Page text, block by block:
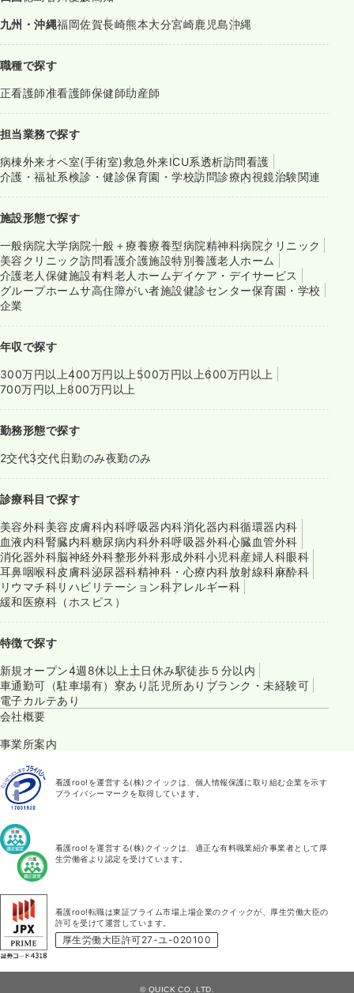
九州・沖縄福岡佐賀長崎熊本大分宮崎鹿児島沖縄
職種で探す
正看護師准看護師保健師助産師
担当業務で探す
病棟外来オペ室(手術室)救急外来ICU系透析訪問看護
介護・福祉系検診・健診保育園・学校訪問診療内視鏡治験関連
施設形態で探す
一般病院大学病院一般＋療養療養型病院精神科病院クリニック
美容クリニック訪問看護介護施設特別養護老人ホーム
介護老人保健施設有料老人ホームデイケア・デイサービス
グループホームサ高住障がい者施設健診センター保育園・学校
企業
年収で探す
300万円以上400万円以上 500万円以上600万円以上
700万円以上800万円以上
勤務形態で探す
2交代3交代日勤のみ夜勤のみ
診療科目で探す
美容外科美容皮膚科内科呼吸器内科消化器内科循環器内科
血液内科腎臓内科糖尿病内科外科呼吸器外科心臓血管外科
消化器外科脳神経外科整形外科形成外科小児科産婦人科眼科
耳鼻咽喉科皮膚科泌尿器科精神科・心療内科放射線科麻酔科
リウマチ科リハビリテーション科アレルギー科
緩和医療科（ホスピス）
特徴で探す
新規オープン4週8休以上 土日休み駅徒歩５分以内
車通勤可（駐車場有） 寮あり託児所あり ブランク・未経験可
電子カルテあり
会社概要
事業所案内
看護roo!を運営する(株)クイックは、個人情報保護に取り組む企業を示す
プライバシーマークを取得しています。
看護roo!を運営する(株)クイックは、適正な有料職業紹介事業者として厚
生労働省より認定を受けています。
看護roo!転職は東証プライム市場上場企業のクイックが、厚生労働大臣の
許可を受けて運営しています。
厚生労働大臣許可27-ユ-020100
© QUICK CO.,LTD.